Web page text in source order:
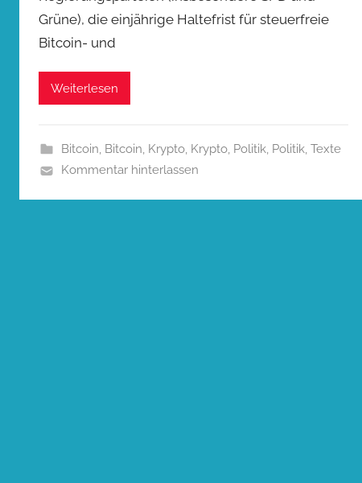
Grüne), die einjährige Haltefrist für steuerfreie
Bitcoin- und
Weiterlesen
Bitcoin, Bitcoin, Krypto, Krypto, Politik, Politik, Texte
Kommentar hinterlassen